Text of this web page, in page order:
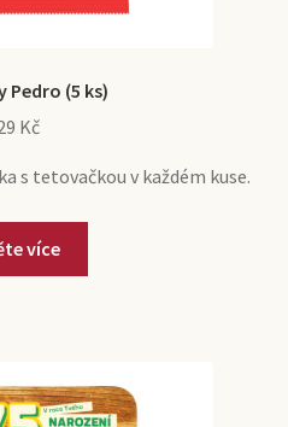
Pedro (5 ks)
Kč
s tetovačkou v každém kuse.
více